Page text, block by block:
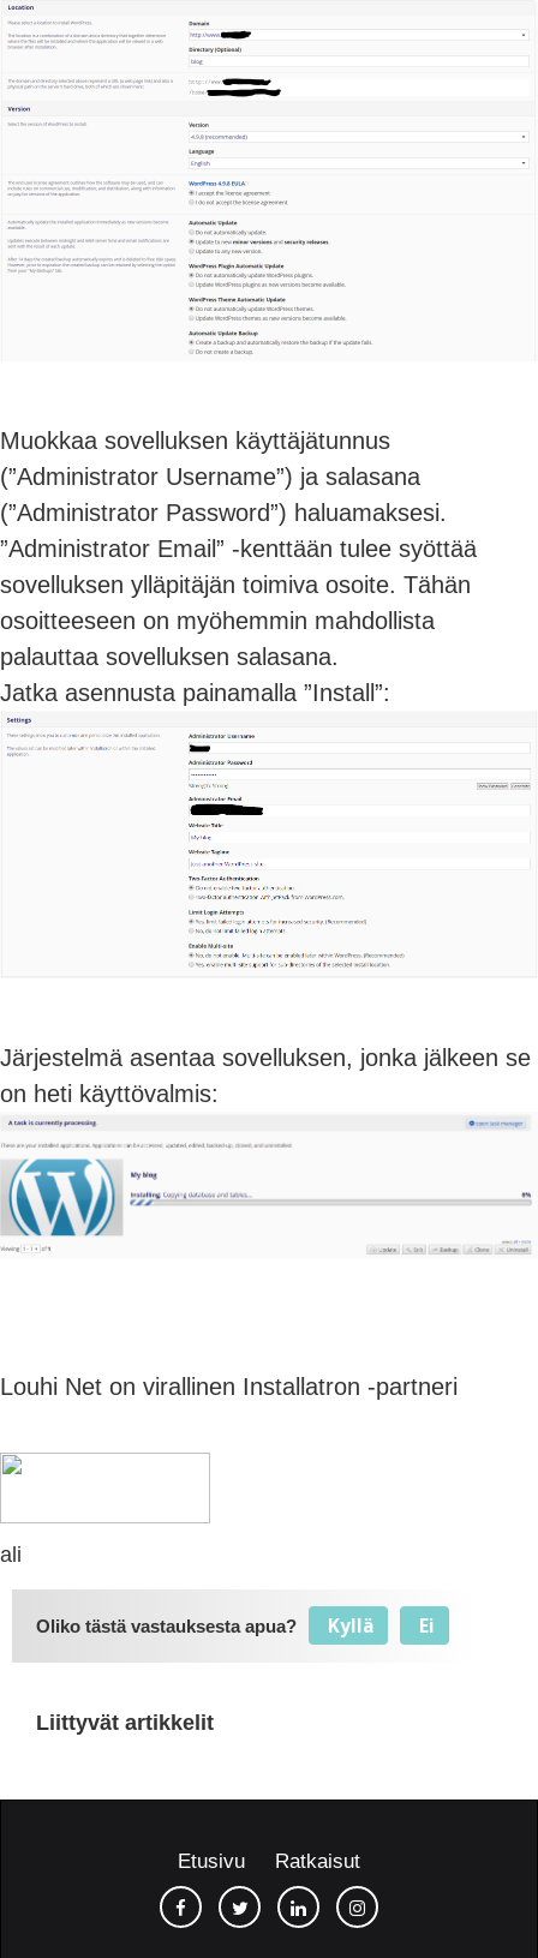
Muokkaa sovelluksen käyttäjätunnus
(”Administrator Username”) ja salasana
(”Administrator Password”) haluamaksesi.
”Administrator Email” -kenttään tulee syöttää
sovelluksen ylläpitäjän toimiva osoite. Tähän
osoitteeseen on myöhemmin mahdollista
palauttaa sovelluksen salasana.
Jatka asennusta painamalla ”Install”:
Järjestelmä asentaa sovelluksen, jonka jälkeen se
on heti käyttövalmis:
Louhi Net on virallinen Installatron -partneri
ali
Oliko tästä vastauksesta apua? Kyllä Ei
Liittyvät artikkelit
Etusivu Ratkaisut